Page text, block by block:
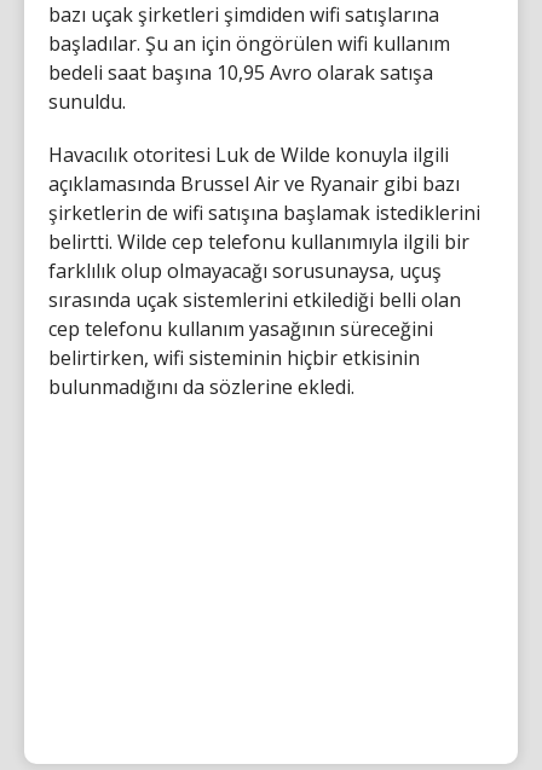
bazı uçak şirketleri şimdiden wifi satışlarına
başladılar. Şu an için öngörülen wifi kullanım
bedeli saat başına 10,95 Avro olarak satışa
sunuldu.
Havacılık otoritesi Luk de Wilde konuyla ilgili
açıklamasında Brussel Air ve Ryanair gibi bazı
şirketlerin de wifi satışına başlamak istediklerini
belirtti. Wilde cep telefonu kullanımıyla ilgili bir
farklılık olup olmayacağı sorusunaysa, uçuş
sırasında uçak sistemlerini etkilediği belli olan
cep telefonu kullanım yasağının süreceğini
belirtirken, wifi sisteminin hiçbir etkisinin
bulunmadığını da sözlerine ekledi.